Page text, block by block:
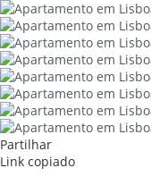
Partilhar
Link copiado